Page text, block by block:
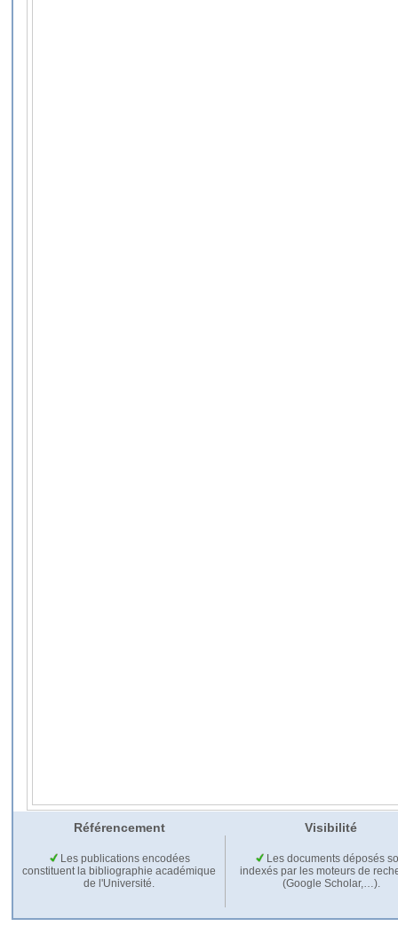
Référencement Visibilité
Les publications encodées
constituent la bibliographie académique
de l'Université.
Les documents déposés
indexés par les moteurs de
(Google Scholar,…).